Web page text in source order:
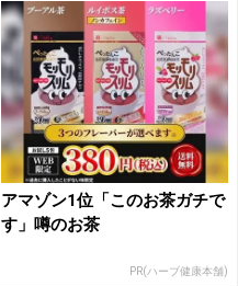
アマゾン1位「このお茶ガチで
す」噂のお茶
PR(ハーブ健康本舗)